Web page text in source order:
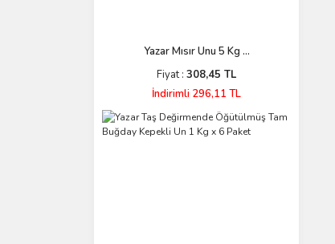
Yazar Mısır Unu 5 Kg ...
Fiyat : 308,45 TL
İndirimli 296,11 TL